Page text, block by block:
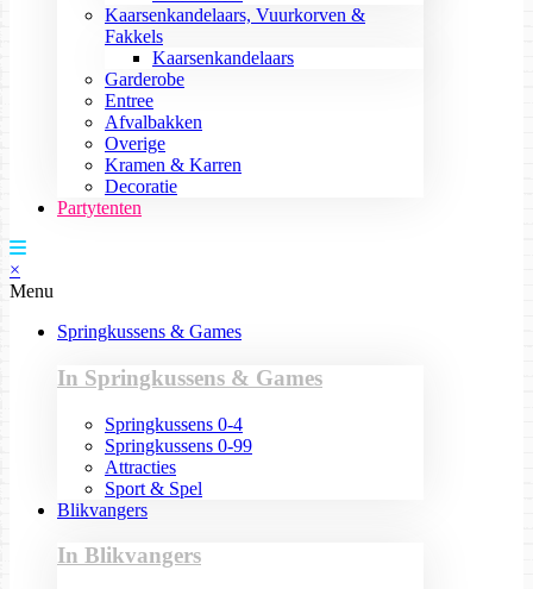
Kaarsenkandelaars, Vuurkorven &
Fakkels
Kaarsenkandelaars
Garderobe
Entree
Afvalbakken
Overige
Kramen & Karren
Decoratie
Partytenten
×
Menu
Springkussens & Games
In Springkussens & Games
Springkussens 0-4
Springkussens 0-99
Attracties
Sport & Spel
Blikvangers
In Blikvangers